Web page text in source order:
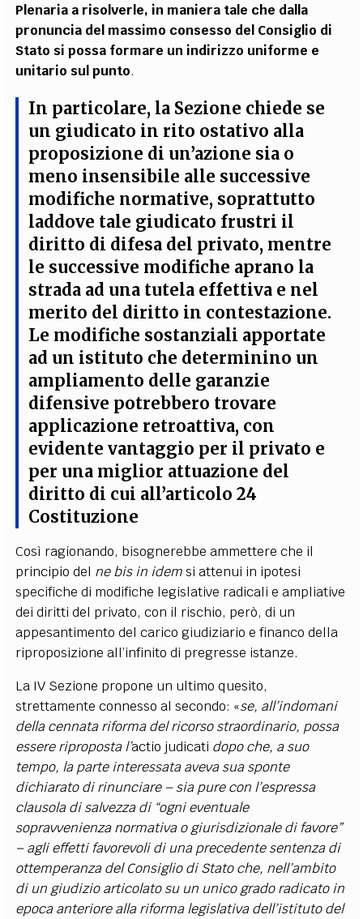
Plenaria a risolverle, in maniera tale che dalla
pronuncia del massimo consesso del Consiglio di
Stato si possa formare un indirizzo uniforme e
unitario sul punto.
In particolare, la Sezione chiede se
un giudicato in rito ostativo alla
proposizione di un’azione sia o
meno insensibile alle successive
modifiche normative, soprattutto
laddove tale giudicato frustri il
diritto di difesa del privato, mentre
le successive modifiche aprano la
strada ad una tutela effettiva e nel
merito del diritto in contestazione.
Le modifiche sostanziali apportate
ad un istituto che determinino un
ampliamento delle garanzie
difensive potrebbero trovare
applicazione retroattiva, con
evidente vantaggio per il privato e
per una miglior attuazione del
diritto di cui all’articolo 24
Costituzione
Così ragionando, bisognerebbe ammettere che il
principio del ne bis in idemsi attenui in ipotesi
specifiche di modifiche legislative radicali e ampliative
dei diritti del privato, con il rischio, però, di un
appesantimento del carico giudiziario e financo della
riproposizione all’infinito di pregresse istanze.
La IV Sezione propone un ultimo quesito,
strettamente connesso al secondo: «se, all’indomani
della cennata riforma del ricorso straordinario, possa
essere riproposta l’actio judicati dopo che, a suo
tempo, la parte interessata aveva sua sponte
dichiarato di rinunciare – sia pure con l’espressa
clausola di salvezza di “ogni eventuale
sopravvenienza normativa o giurisdizionale di favore”
– agli effetti favorevoli di una precedente sentenza di
ottemperanza del Consiglio di Stato che, nell’ambito
di un giudizio articolato su un unico grado radicato in
epoca anteriore alla riforma legislativa dell’istituto del